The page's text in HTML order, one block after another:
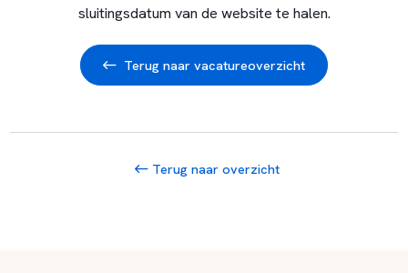
sluitingsdatum van de website te halen.
Terug naar vacatureoverzicht
Terug naar overzicht